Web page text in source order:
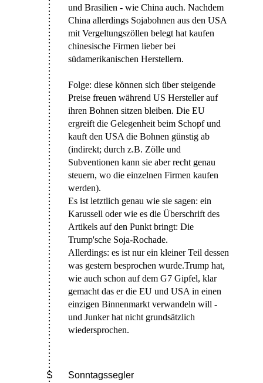
und Brasilien - wie China auch. Nachdem
China allerdings Sojabohnen aus den USA
mit Vergeltungszöllen belegt hat kaufen
chinesische Firmen lieber bei
südamerikanischen Herstellern.
Folge: diese können sich über steigende
Preise freuen während US Hersteller auf
ihren Bohnen sitzen bleiben. Die EU
ergreift die Gelegenheit beim Schopf und
kauft den USA die Bohnen günstig ab
(indirekt; durch z.B. Zölle und
Subventionen kann sie aber recht genau
steuern, wo die einzelnen Firmen kaufen
werden).
Es ist letztlich genau wie sie sagen: ein
Karussell oder wie es die Überschrift des
Artikels auf den Punkt bringt: Die
Trump'sche Soja-Rochade.
Allerdings: es ist nur ein kleiner Teil dessen
was gestern besprochen wurde.Trump hat,
wie auch schon auf dem G7 Gipfel, klar
gemacht das er die EU und USA in einen
einzigen Binnenmarkt verwandeln will -
und Junker hat nicht grundsätzlich
wiedersprochen.
S Sonntagssegler